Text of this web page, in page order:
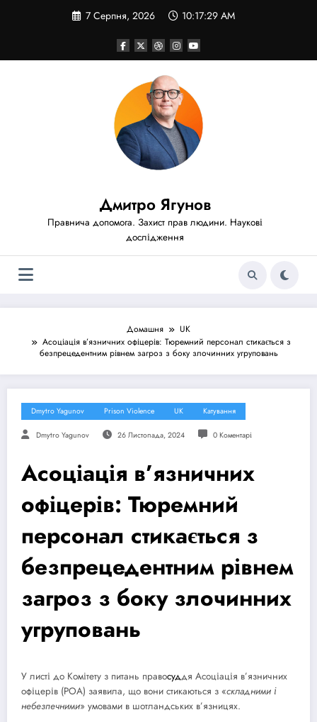
7 Серпня, 2026 10:17:29 AM
Дмитро Ягунов
Правнича допомога. Захист прав людини. Наукові
дослідження
Домашня
UK
Асоціація в’язничних офіцерів: Тюремний персонал стикається з
безпрецедентним рівнем загроз з боку злочинних угруповань
Dmytro Yagunov Prison Violence UK Катування
Dmytro Yagunov 26 Листопада, 2024 0 Коментарі
Асоціація в’язничних
офіцерів: Тюремний
персонал стикається з
безпрецедентним рівнем
загроз з боку злочинних
угруповань
У листі до Комітету з питань правосуддя Асоціація в’язничних
офіцерів (POA) заявила, що вони стикаються з «складними і
небезпечними» умовами в шотландських в’язницях.